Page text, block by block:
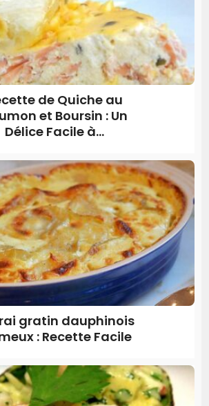
de Quiche au
et Boursin : Un
Délice Facile à...
gratin dauphinois
: Recette Facile